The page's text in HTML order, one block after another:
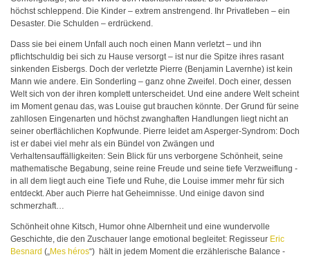
höchst schleppend. Die Kinder – extrem anstrengend. Ihr Privatleben – ein
Desaster. Die Schulden – erdrückend.
Dass sie bei einem Unfall auch noch einen Mann verletzt – und ihn
pflichtschuldig bei sich zu Hause versorgt – ist nur die Spitze ihres rasant
sinkenden Eisbergs. Doch der verletzte Pierre (Benjamin Lavernhe) ist kein
Mann wie andere. Ein Sonderling – ganz ohne Zweifel. Doch einer, dessen
Welt sich von der ihren komplett unterscheidet. Und eine andere Welt scheint
im Moment genau das, was Louise gut brauchen könnte. Der Grund für seine
zahllosen Eingenarten und höchst zwanghaften Handlungen liegt nicht an
seiner oberflächlichen Kopfwunde. Pierre leidet am Asperger-Syndrom: Doch
ist er dabei viel mehr als ein Bündel von Zwängen und
Verhaltensauffälligkeiten: Sein Blick für uns verborgene Schönheit, seine
mathematische Begabung, seine reine Freude und seine tiefe Verzweiflung -
in all dem liegt auch eine Tiefe und Ruhe, die Louise immer mehr für sich
entdeckt. Aber auch Pierre hat Geheimnisse. Und einige davon sind
schmerzhaft…
Schönheit ohne Kitsch, Humor ohne Albernheit und eine wundervolle
Geschichte, die den Zuschauer lange emotional begleitet: Regisseur Eric
Besnard („ Mes héros“) hält in jedem Moment die erzählerische Balance -